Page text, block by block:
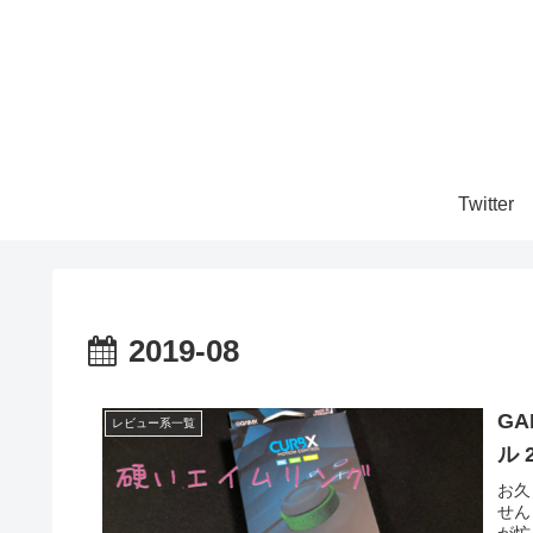
Twitter
2019-08
レビュー系一覧
ル
お
せ